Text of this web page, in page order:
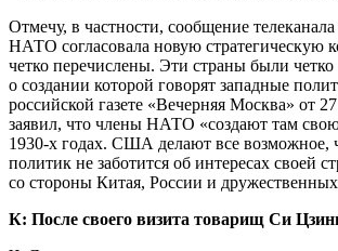
Отмечу, в частности, сообщение
НАТО согласовала новую стратегическую
четко перечислены. Эти страны были
о создании которой говорят западные
российской газете «Вечерняя Москва» от
заявил, что члены НАТО «создают там
1930-х годах. США делают все возможное,
политик не заботится об интересах своей
со стороны Китая, России и
К: После своего визита товарищ Си